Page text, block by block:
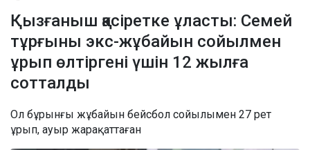
Қызғаныш қасіретке ұласты: Семей
тұрғыны экс-жұбайын сойылмен
ұрып өлтіргені үшін 12 жылға
сотталды
Ол бұрынғы жұбайын бейсбол сойылымен 27 рет
ұрып, ауыр жарақаттаған